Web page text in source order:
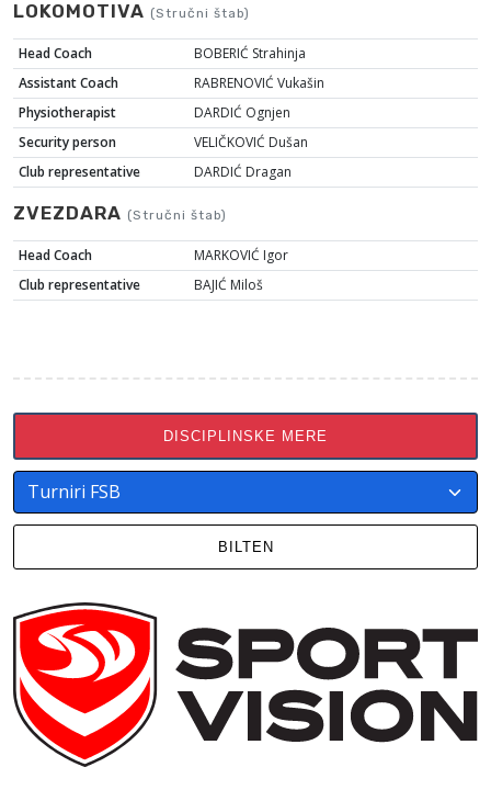
LOKOMOTIVA (Stručni štab)
Head Coach
BOBERIĆ Strahinja
Assistant Coach
RABRENOVIĆ Vukašin
Physiotherapist
DARDIĆ Ognjen
Security person
VELIČKOVIĆ Dušan
Club representative
DARDIĆ Dragan
ZVEZDARA (Stručni štab)
Head Coach
MARKOVIĆ Igor
Club representative
BAJIĆ Miloš
DISCIPLINSKE MERE
BILTEN